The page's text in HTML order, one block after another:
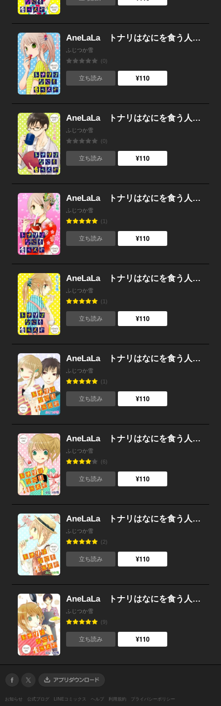
AneLaLa トナリはなにを食う人ぞ story08
ふじつか雪
(0)
立ち読み ¥110
AneLaLa トナリはなにを食う人ぞ story07
ふじつか雪
(0)
立ち読み ¥110
AneLaLa トナリはなにを食う人ぞ story06
ふじつか雪
(1)
立ち読み ¥110
AneLaLa トナリはなにを食う人ぞ story05
ふじつか雪
(1)
立ち読み ¥110
AneLaLa トナリはなにを食う人ぞ story04
ふじつか雪
(1)
立ち読み ¥110
AneLaLa トナリはなにを食う人ぞ story03
ふじつか雪
(6)
立ち読み ¥110
AneLaLa トナリはなにを食う人ぞ story02
ふじつか雪
(2)
立ち読み ¥110
AneLaLa トナリはなにを食う人ぞ story01
ふじつか雪
(9)
立ち読み ¥110
お知らせ 公式ブログ LINEコミックス ヘルプ 利用規約 プライバシーポリシー